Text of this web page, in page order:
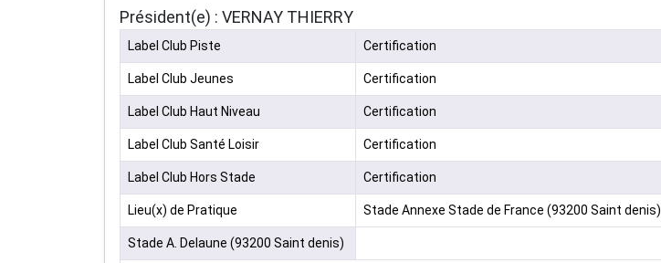
Président(e) : VERNAY THIERRY
Label Club Piste Certification
Label Club Jeunes Certification
Label Club Haut Niveau Certification
Label Club Santé Loisir Certification
Label Club Hors Stade Certification
Lieu(x) de Pratique Stade Annexe Stade de France (93200 Saint denis)
Stade A. Delaune (93200 Saint denis)